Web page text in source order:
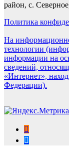
район, с.
Политика
На
технологии
информации на
сведений,
«Интернет»,
Федерации).